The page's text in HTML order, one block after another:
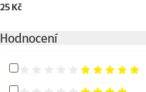
25 Kč
Hodnocení
Hodnocení 100%
Hodnocení 80%